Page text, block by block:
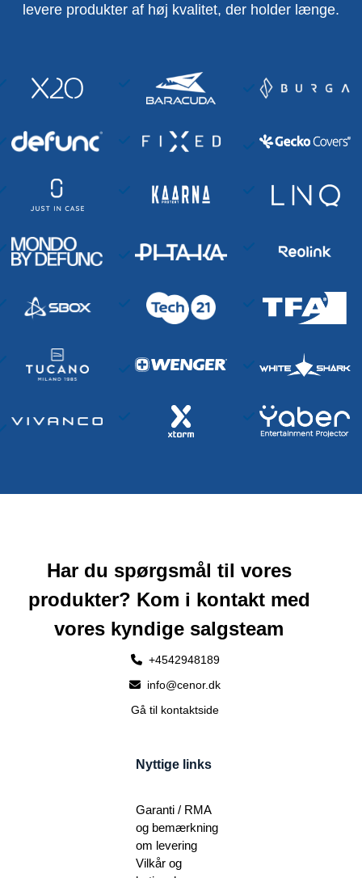
levere produkter af høj kvalitet, der holder længe.
Har du spørgsmål til vores
produkter? Kom i kontakt med
vores kyndige salgsteam
+4542948189
info@cenor.dk
Gå til kontaktside
Nyttige links
Garanti / RMA
og bemærkning
om levering
Vilkår og